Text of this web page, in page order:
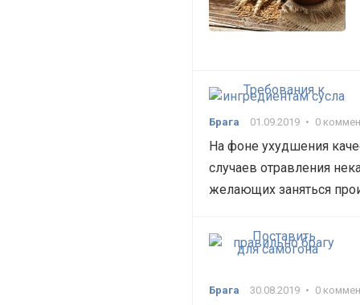
Брага 01.09.2019 • 0
На фоне ухудшения
случаев отравления
желающих заняться
Брага 30.08.2019 • 0